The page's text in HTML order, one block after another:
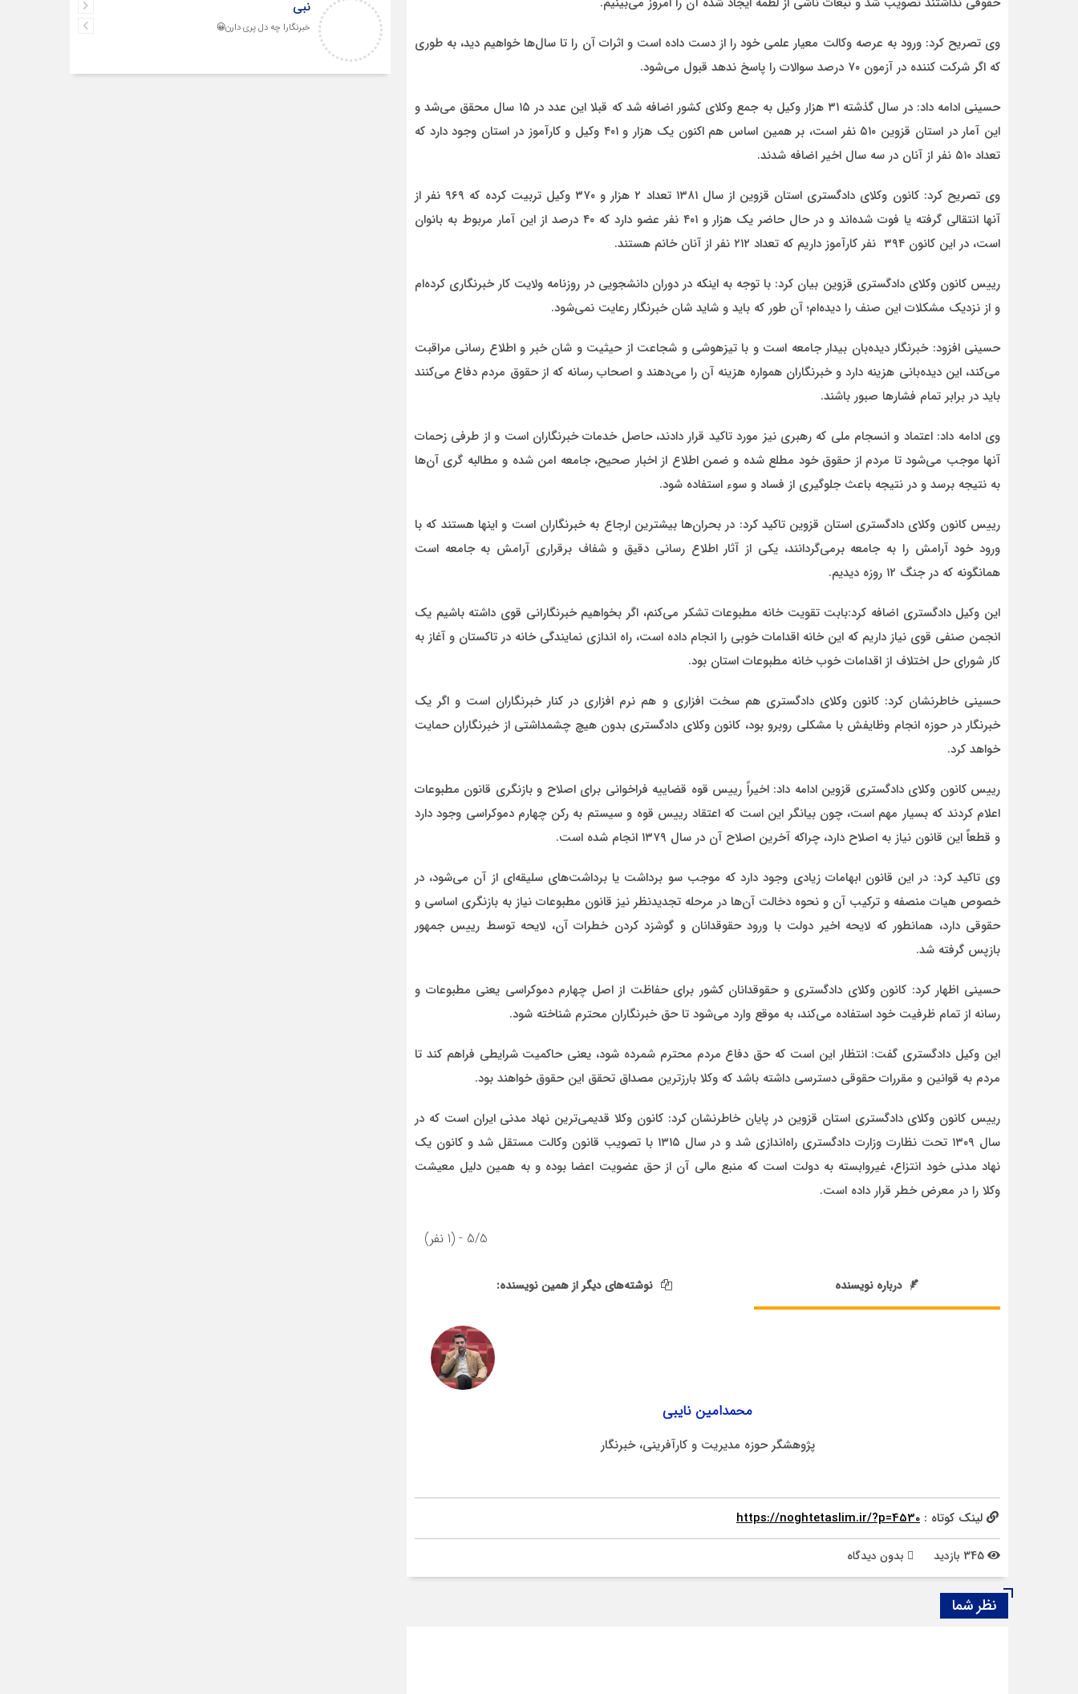
وی تصریح کرد: ورود به عرصه وکالت معیار علمی خود را از دست داده است و اثرات آن را تا سال‌ها خواهیم دید، به طوری
که اگر شرکت کننده در آزمون ۷۰ درصد سوالات را پاسخ ندهد قبول می‌شود.
حسینی ادامه داد: در سال گذشته ۳۱ هزار وکیل به جمع وکلای کشور اضافه شد که قبلا این عدد در ۱۵ سال محقق می‌شد و
این آمار در استان قزوین ۵۱۰ نفر است، بر همین اساس هم اکنون یک هزار و ۴۰۱ وکیل و کارآموز در استان وجود دارد که
تعداد ۵۱۰ نفر از آنان در سه سال اخیر اضافه شدند.
وی تصریح کرد: کانون وکلای دادگستری استان قزوین از سال ۱۳۸۱ تعداد ۲ هزار و ۳۷۰ وکیل تربیت کرده که ۹۶۹ نفر از
آنها انتقالی گرفته یا فوت شده‌اند و در حال حاضر یک هزار و ۴۰۱ نفر عضو دارد که ۴۰ درصد از این آمار مربوط به بانوان
است، در این کانون ۳۹۴ نفر کارآموز داریم که تعداد ۲۱۲ نفر از آنان خانم هستند.
رییس کانون وکلای دادگستری قزوین بیان کرد: با توجه به اینکه در دوران دانشجویی در روزنامه ولایت کار خبرنگاری کرده‌ام
و از نزدیک مشکلات این صنف را دیده‌ام؛ آن طور که باید و شاید شان خبرنگار رعایت نمی‌شود.
حسینی افزود: خبرنگار دیده‌بان بیدار جامعه است و با تیزهوشی و شجاعت از حیثیت و شان خبر و اطلاع رسانی مراقبت
می‌کند، این دیده‌بانی هزینه دارد و خبرنگاران همواره هزینه آن را می‌دهند و اصحاب رسانه که از حقوق مردم دفاع می‌کنند
باید در برابر تمام فشارها صبور باشند.
وی ادامه داد: اعتماد و انسجام ملی که رهبری نیز مورد تاکید قرار دادند، حاصل خدمات خبرنگاران است و از طرفی زحمات
آنها موجب می‌شود تا مردم از حقوق خود مطلع شده و ضمن اطلاع از اخبار صحیح، جامعه امن شده و مطالبه گری آن‌ها
به نتیجه برسد و در نتیجه باعث جلوگیری از فساد و سوء استفاده شود.
رییس کانون وکلای دادگستری استان قزوین تاکید کرد: در بحران‌ها بیشترین ارجاع به خبرنگاران است و اینها هستند که با
ورود خود آرامش را به جامعه برمی‌گردانند، یکی از آثار اطلاع رسانی دقیق و شفاف برقراری آرامش به جامعه است
همانگونه که در جنگ ۱۲ روزه دیدیم.
این وکیل دادگستری اضافه کرد:بابت تقویت خانه مطبوعات تشکر می‌کنم، اگر بخواهیم خبرنگارانی قوی داشته باشیم یک
انجمن صنفی قوی نیاز داریم که این خانه اقدامات خوبی را انجام داده است، راه اندازی نمایندگی خانه در تاکستان و آغاز به
کار شورای حل اختلاف از اقدامات خوب خانه مطبوعات استان بود.
حسینی خاطرنشان کرد: کانون وکلای دادگستری هم سخت افزاری و هم نرم افزاری در کنار خبرنگاران است و اگر یک
خبرنگار در حوزه انجام وظایفش با مشکلی روبرو بود، کانون وکلای دادگستری بدون هیچ چشمداشتی از خبرنگاران حمایت
خواهد کرد.
رییس کانون وکلای دادگستری قزوین ادامه داد: اخیراً رییس قوه قضاییه فراخوانی برای اصلاح و بازنگری قانون مطبوعات
اعلام کردند که بسیار مهم است، چون بیانگر این است که اعتقاد رییس قوه و سیستم به رکن چهارم دموکراسی وجود دارد
و قطعاً این قانون نیاز به اصلاح دارد، چراکه آخرین اصلاح آن در سال ۱۳۷۹ انجام شده است.
وی تاکید کرد: در این قانون ابهامات زیادی وجود دارد که موجب سو برداشت یا برداشت‌های سلیقه‌ای از آن می‌شود، در
خصوص هیات منصفه و ترکیب آن و نحوه دخالت آن‌ها در مرحله تجدیدنظر نیز قانون مطبوعات نیاز به بازنگری اساسی و
حقوقی دارد، همانطور که لایحه اخیر دولت با ورود حقوقدانان و گوشزد کردن خطرات آن، لایحه توسط رییس جمهور
بازپس گرفته شد.
حسینی اظهار کرد: کانون وکلای دادگستری و حقوقدانان کشور برای حفاظت از اصل چهارم دموکراسی یعنی مطبوعات و
رسانه از تمام ظرفیت خود استفاده می‌کند، به موقع وارد می‌شود تا حق خبرنگاران محترم شناخته شود.
این وکیل دادگستری گفت: انتظار این است که حق دفاع مردم محترم شمرده شود، یعنی حاکمیت شرایطی فراهم کند تا
مردم به قوانین و مقررات حقوقی دسترسی داشته باشد که وکلا بارزترین مصداق تحقق این حقوق خواهند بود.
رییس کانون وکلای دادگستری استان قزوین در پایان خاطرنشان کرد: کانون وکلا قدیمی‌ترین نهاد مدنی ایران است که در
سال ۱۳۰۹ تحت نظارت وزارت دادگستری راه‌اندازی شد و در سال ۱۳۱۵ با تصویب قانون وکالت مستقل شد و کانون یک
نهاد مدنی خود انتزاع، غیروابسته به دولت است که منبع مالی آن از حق عضویت اعضا بوده و به همین دلیل معیشت
وکلا را در معرض خطر قرار داده است.
5/5 - (1 نفر)
درباره نویسنده نوشته‌های دیگر از همین نویسنده:
محمدامین نایبی
پژوهشگر حوزه مدیریت و کارآفرینی، خبرنگار
لینک کوتاه : https://noghtetaslim.ir/?p=4530
بدون دیدگاه
نظر شما
چهارشنبه‌ سوری بی‌غوغا
مردم قزوین زیر آوار گرانی مسکن
نبی
خبرنگارا چه دل پری دارن😀
عبداله
از قاتل ندارد با این فرق که قاتل همسر و فرزند خود
را فدای هوی
عبداله
عنوانhttps://s.w.org/images/core/emoji/17.0.2/svg/1f447.svg
اندر حکایت قتل مادر و دختر قزو